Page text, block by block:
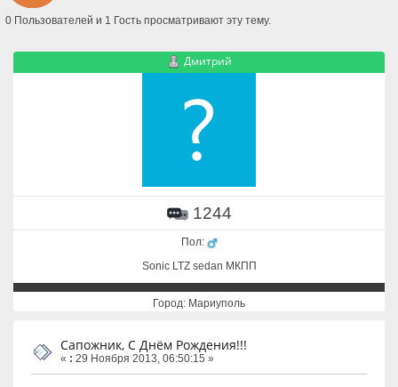
0 Пользователей и 1 Гость просматривают эту тему.
Дмитрий
1244
Пол:
Sonic LTZ sedan МКПП
Город: Мариуполь
Сапожник, С Днём Рождения!!!
« : 29 Ноября 2013, 06:50:15 »